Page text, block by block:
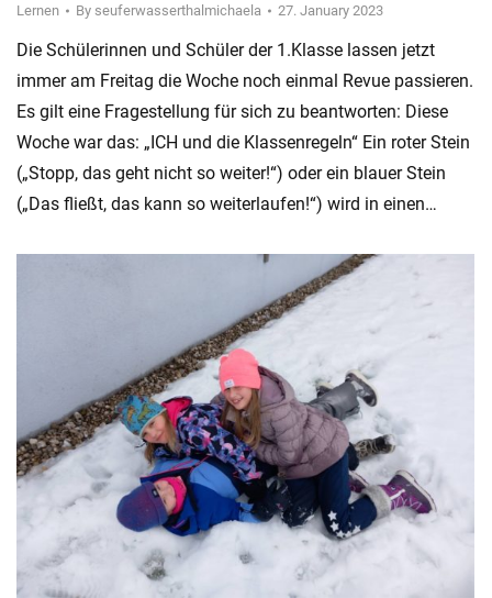
Lernen By seuferwasserthalmichaela 27. January 2023
Die Schülerinnen und Schüler der 1.Klasse lassen jetzt
immer am Freitag die Woche noch einmal Revue passieren.
Es gilt eine Fragestellung für sich zu beantworten: Diese
Woche war das: „ICH und die Klassenregeln“ Ein roter Stein
(„Stopp, das geht nicht so weiter!“) oder ein blauer Stein
(„Das fließt, das kann so weiterlaufen!“) wird in einen…